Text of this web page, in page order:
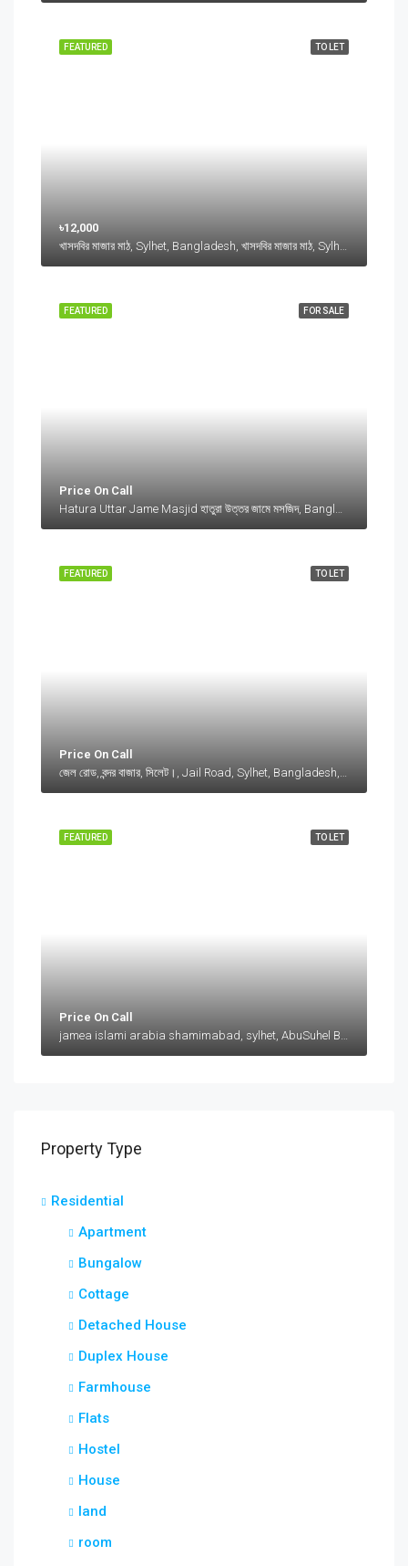
TO LET
FEATURED
৳12,000
FOR SALE
FEATURED
Price On Call
Hatura Uttar Jame Masjid হাতুরা উত্তর জামে মসজিদ, Bangladesh, Hatura Uttar Jame Masjid হাতুরা উত্তর জামে মসজিদ, Bangladesh, Sylhet Division
TO LET
FEATURED
Price On Call
TO LET
FEATURED
Price On Call
jamea islami arabia shamimabad, sylhet, AbuSuhel Begh Road, Sylhet, Bangladesh, jamea islami arabia shamimabad, sylhet, AbuSuhel Begh Road, Sylhet, Bangladesh, Sylhet, Sylhet Division
Property Type
Residential
Apartment
Bungalow
Cottage
Detached House
Duplex House
Farmhouse
Flats
Hostel
House
land
room